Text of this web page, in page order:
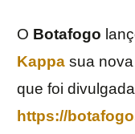
O Botafogo
Kappa sua
que foi
https://